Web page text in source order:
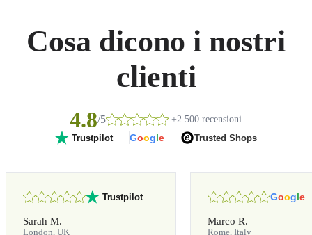
Cosa dicono i nostri
clienti
4.8/5 +2.500 recensioni
Trustpilot Google Trusted Shops
Trustpilot
Sarah M.
London, UK
Google
Marco R.
Rome, Italy